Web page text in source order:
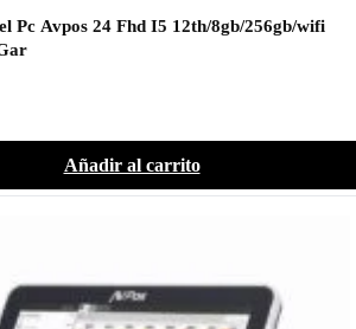
Pc Avpos 24 Fhd I5 12th/8gb/256gb/wifi
Añadir al carrito